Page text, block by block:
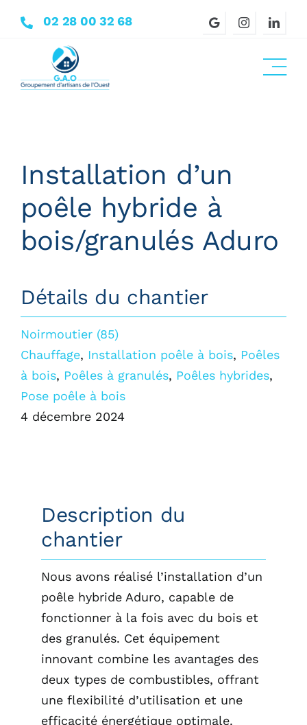
02 28 00 32 68
Installation d’un
poêle hybride à
bois/granulés Aduro
Détails du chantier
Noirmoutier (85)
Chauffage, Installation poêle à bois, Poêles
à bois, Poêles à granulés, Poêles hybrides,
Pose poêle à bois
4 décembre 2024
Description du
chantier
Nous avons réalisé l’installation d’un
poêle hybride Aduro, capable de
fonctionner à la fois avec du bois et
des granulés. Cet équipement
innovant combine les avantages des
deux types de combustibles, offrant
une flexibilité d’utilisation et une
efficacité énergétique optimale.